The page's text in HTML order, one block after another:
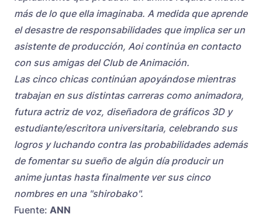
más de lo que ella imaginaba. A medida que aprende
el desastre de responsabilidades que implica ser un
asistente de producción, Aoi continúa en contacto
con sus amigas del Club de Animación.
Las cinco chicas continúan apoyándose mientras
trabajan en sus distintas carreras como animadora,
futura actriz de voz, diseñadora de gráficos 3D y
estudiante/escritora universitaria, celebrando sus
logros y luchando contra las probabilidades además
de fomentar su sueño de algún día producir un
anime juntas hasta finalmente ver sus cinco
nombres en una "shirobako".
Fuente: ANN